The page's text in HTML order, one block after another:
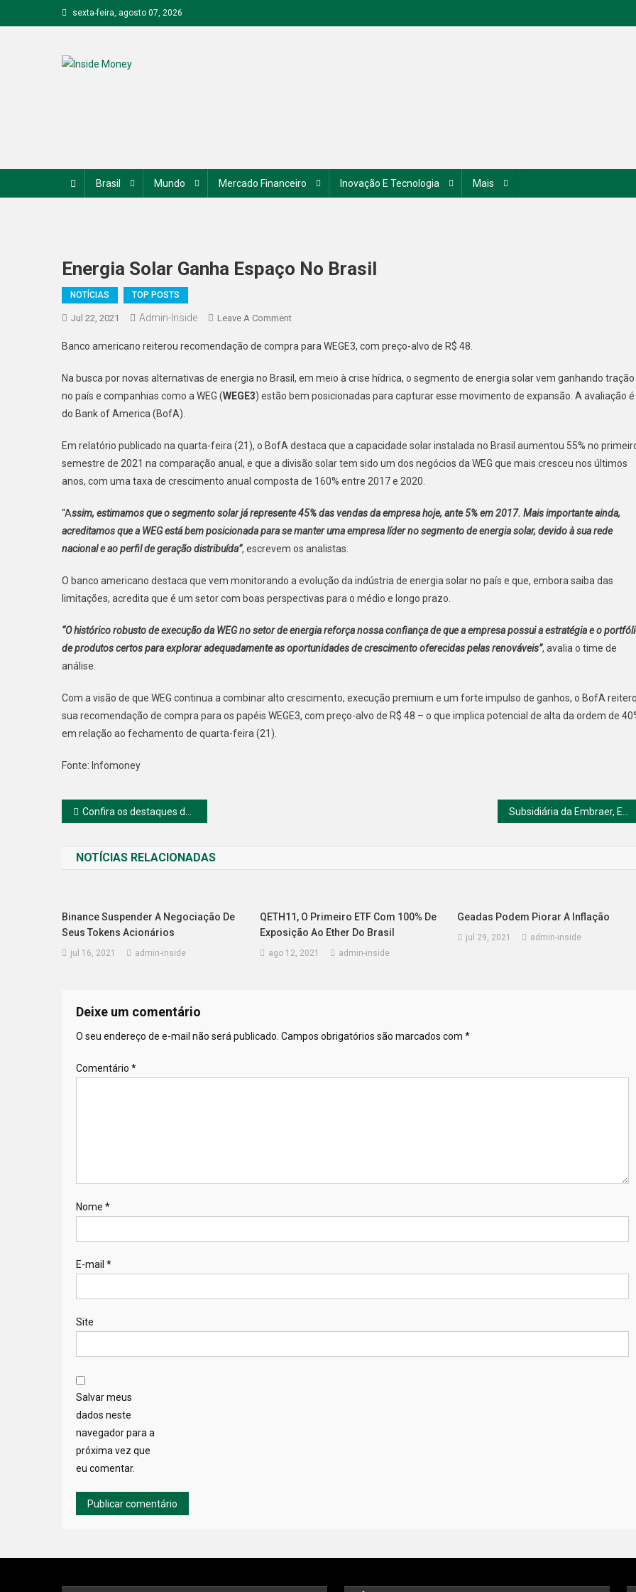
to
sexta-feira, agosto 07, 2026
Brasil Mundo Mercado Financeiro Inovação E Tecnologia Mais
Energia Solar Ganha Espaço No Brasil
NOTÍCIAS TOP POSTS
Jul 22, 2021 Admin-Inside Leave A CommentOn
Solar
Espaço
No
Banco americano reiterou recomendação de compra para WEGE3, com preço-alvo de R$ 48.
Na busca por novas alternativas de energia no Brasil, em meio à crise hídrica, o segmento de energia solar vem ganhando tração
no país e companhias como a WEG (WEGE3) estão bem posicionadas para capturar esse movimento de expansão. A avaliação é
do Bank of America (BofA).
Em relatório publicado na quarta-feira (21), o BofA destaca que a capacidade solar instalada no Brasil aumentou 55% no
semestre de 2021 na comparação anual, e que a divisão solar tem sido um dos negócios da WEG que mais cresceu nos últimos
anos, com uma taxa de crescimento anual composta de 160% entre 2017 e 2020.
“Assim, estimamos que o segmento solar já represente 45% das vendas da empresa hoje, ante 5% em 2017. Mais importante ainda,
acreditamos que a WEG está bem posicionada para se manter uma empresa líder no segmento de energia solar, devido à sua rede
nacional e ao perfil de geração distribuída”, escrevem os analistas.
O banco americano destaca que vem monitorando a evolução da indústria de energia solar no país e que, embora saiba das
limitações, acredita que é um setor com boas perspectivas para o médio e longo prazo.
“O histórico robusto de execução da WEG no setor de energia reforça nossa confiança de que a empresa possui a estratégia e o
de produtos certos para explorar adequadamente as oportunidades de crescimento oferecidas pelas renováveis”, avalia o time de
análise.
Com a visão de que WEG continua a combinar alto crescimento, execução premium e um forte impulso de ganhos, o BofA
sua recomendação de compra para os papéis WEGE3, com preço-alvo de R$ 48 – o que implica potencial de alta da ordem de
em relação ao fechamento de quarta-feira (21).
Fonte: Infomoney
Navegação
Post
Confira os destaques da B3 na sessão desta quinta-feira (22)
NOTÍCIAS RELACIONADAS
Binance Suspender A Negociação De
Seus Tokens Acionários
jul 16, 2021 admin-inside
QETH11, O Primeiro ETF Com 100% De
Exposição Ao Ether Do Brasil
ago 12, 2021 admin-inside
Geadas Podem Piorar A Inflação
jul 29, 2021 admin-inside
Deixe um comentário
O seu endereço de e-mail não será publicado. Campos obrigatórios são marcados com *
Comentário *
Nome *
E-mail *
Site
Salvar meus
dados neste
navegador para a
próxima vez que
eu comentar.